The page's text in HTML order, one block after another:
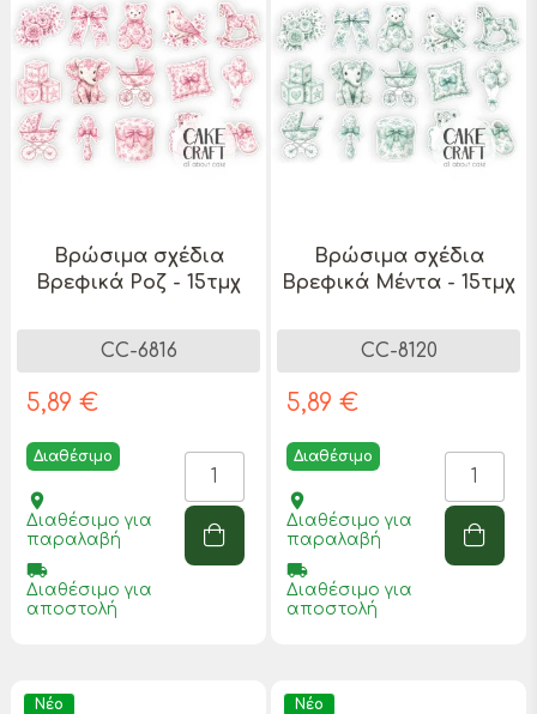
Βρώσιμα σχέδια
Βρεφικά Ροζ - 15τμχ
CC-6816
5,89 €
Διαθέσιμο
place
Διαθέσιμο για
παραλαβή
local_shipping
Διαθέσιμο για
αποστολή
Βρώσιμα σχέδια
Βρεφικά Μέντα - 15τμχ
CC-8120
5,89 €
Διαθέσιμο
place
Διαθέσιμο για
παραλαβή
local_shipping
Διαθέσιμο για
αποστολή
Νέο Νέο